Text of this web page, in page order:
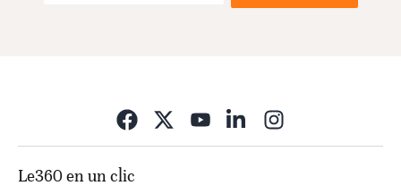
Le360 en un clic